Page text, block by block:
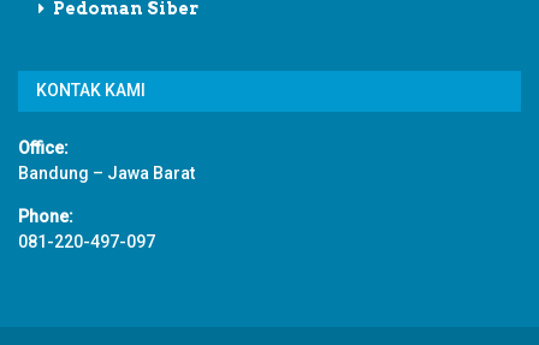
Pedoman Siber
KONTAK KAMI
Office:
Bandung – Jawa Barat
Phone:
081-220-497-097